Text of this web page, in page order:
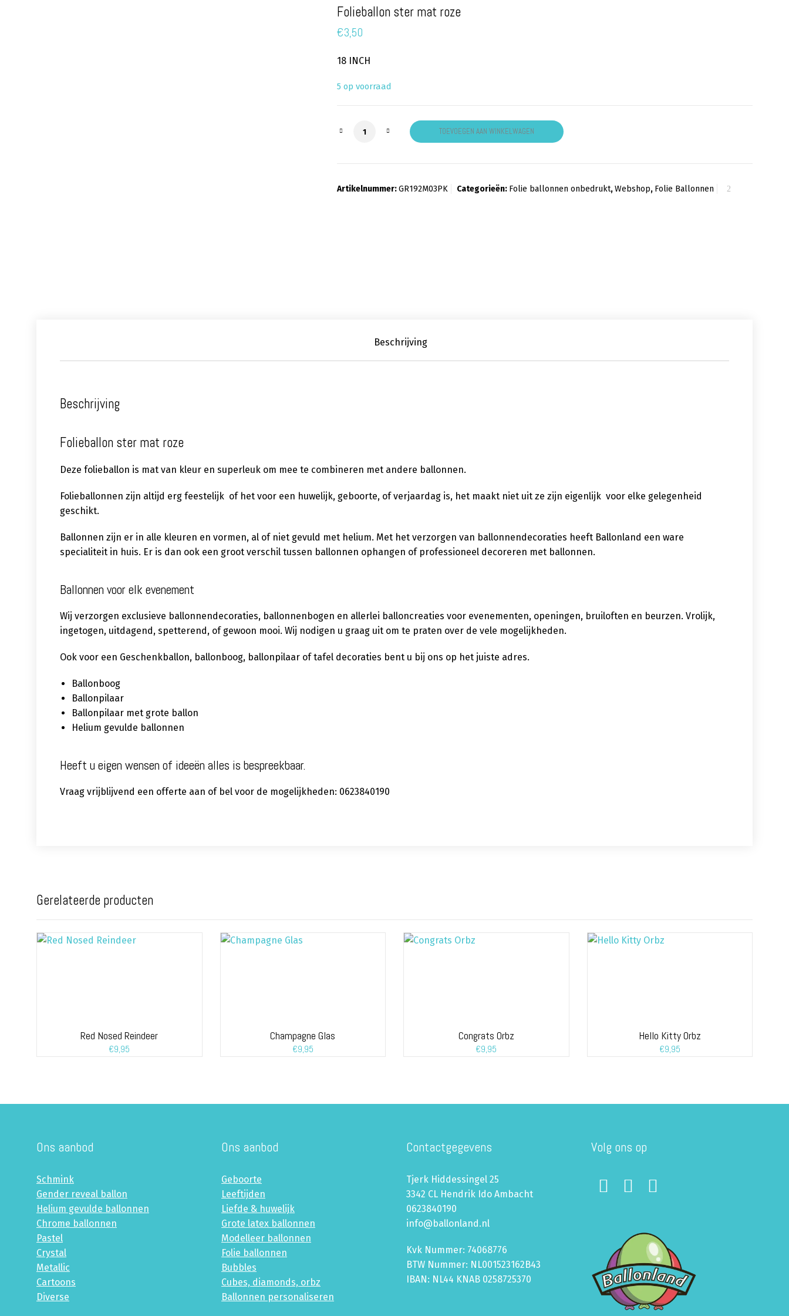
Folieballon ster mat roze
€3,50
18 INCH
5 op voorraad
Folieballon ster mat roze aantal
TOEVOEGEN AAN WINKELWAGEN
Artikelnummer:GR192M03PK Categorieën: Folie ballonnen onbedrukt,Webshop, Folie Ballonnen
Beschrijving
Beschrijving
Folieballon ster mat roze
Deze folieballon is mat van kleur en superleuk om mee te combineren met andere ballonnen.
Folieballonnen zijn altijd erg feestelijk of het voor een huwelijk, geboorte, of verjaardag is, het maakt niet uit ze zijn eigenlijk voor elke gelegenheid
geschikt.
Ballonnen zijn er in alle kleuren en vormen, al of niet gevuld met helium. Met het verzorgen van ballonnendecoraties heeft Ballonland een ware
specialiteit in huis. Er is dan ook een groot verschil tussen ballonnen ophangen of professioneel decoreren met ballonnen.
Ballonnen voor elk evenement
Wij verzorgen exclusieve ballonnendecoraties, ballonnenbogen en allerlei balloncreaties voor evenementen, openingen, bruiloften en beurzen. Vrolijk,
ingetogen, uitdagend, spetterend, of gewoon mooi. Wij nodigen u graag uit om te praten over de vele mogelijkheden.
Ook voor een Geschenkballon, ballonboog, ballonpilaar of tafel decoraties bent u bij ons op het juiste adres.
Ballonboog
Ballonpilaar
Ballonpilaar met grote ballon
Helium gevulde ballonnen
Heeft u eigen wensen of ideeën alles is bespreekbaar.
Vraag vrijblijvend een offerte aan of bel voor de mogelijkheden: 0623840190
Gerelateerde producten
Red Nosed Reindeer
€9,95
Champagne Glas
€9,95
Congrats Orbz
€9,95
Hello Kitty Orbz
€9,95
Ons aanbod
Schmink
Gender reveal ballon
Helium gevulde ballonnen
Chrome ballonnen
Pastel
Crystal
Metallic
Cartoons
Diverse
Ons aanbod
Geboorte
Leeftijden
Liefde & huwelijk
Grote latex ballonnen
Modelleer ballonnen
Folie ballonnen
Bubbles
Cubes, diamonds, orbz
Ballonnen personaliseren
Contactgegevens
Tjerk Hiddessingel 25
3342 CL Hendrik Ido Ambacht
0623840190
info@ballonland.nl
Kvk Nummer: 74068776
BTW Nummer: NL001523162B43
IBAN: NL44 KNAB 0258725370
Volg ons op